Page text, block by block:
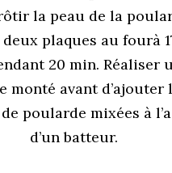
la peau de la
plaques au fourà
20 min. Réaliser
monté avant d’ajouter
poularde mixées à
d’un batteur.